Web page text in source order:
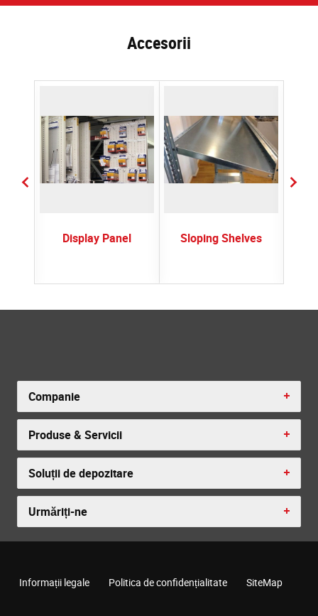
Accesorii
Display Panel Sloping Shelves
Companie
Produse & Servicii
Soluții de depozitare
Urmăriți-ne
Informații legale Politica de confidențialitate SiteMap